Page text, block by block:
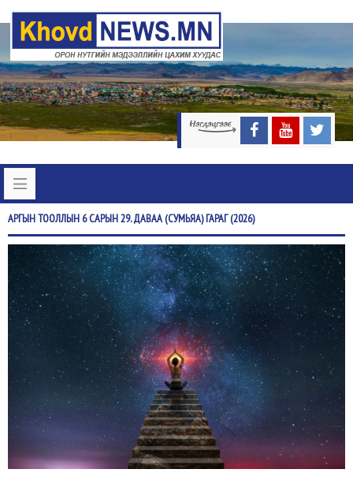
АРГЫНТООЛЛЫН 6 САРЫН 29. ДАВАА (СУМЬЯА) ГАРАГ (2026)